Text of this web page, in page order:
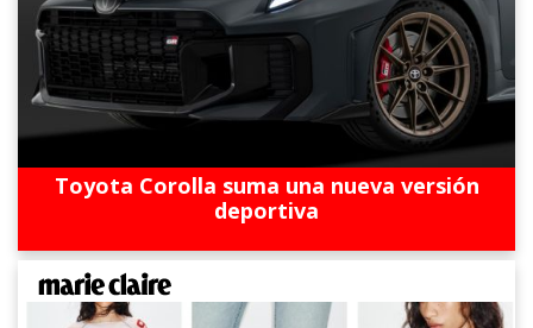
Toyota Corolla suma una nueva versión
deportiva